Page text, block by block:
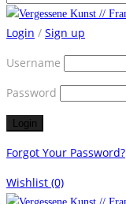
Login / Sign up
Username
Password
Forgot Your Password?
Wishlist (0)